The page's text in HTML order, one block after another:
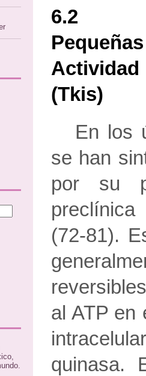
6.2
(tkis)
En los
se han
por su
(72-81).
al ATP en
quinasa.